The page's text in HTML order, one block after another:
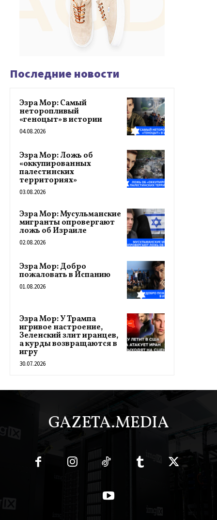
Последние новости
Эзра Мор: Самый
неторопливый
«геноцыт» в истории
04.08.2026
Эзра Мор: Ложь об
«оккупированных
палестинских
территориях»
03.08.2026
Эзра Мор: Мусульманские
мигранты опровергают
ложь об Израиле
02.08.2026
Эзра Мор: Добро
пожаловать в Испанию
01.08.2026
Эзра Мор: У Трампа
игривое настроение,
Зеленский злит иранцев,
а курды возвращаются в
игру
30.07.2026
GAZETA.MEDIA